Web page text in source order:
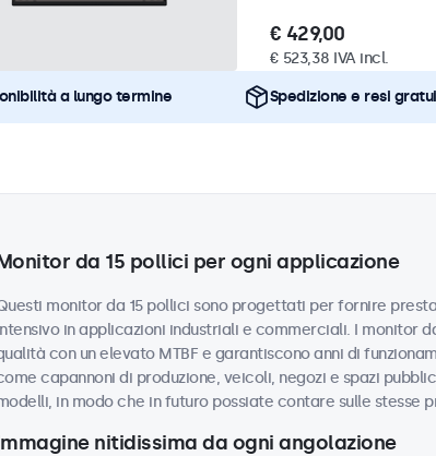
€ 429,00
€ 523,38 IVA incl.
a lungo termine Spedizione e resi
da 15 pollici per ogni applicazione
monitor da 15 pollici sono progettati per fornire
in applicazioni industriali e commerciali. I monitor
con un elevato MTBF e garantiscono anni di
capannoni di produzione, veicoli, negozi e spazi
in modo che in futuro possiate contare sulle stesse
nitidissima da ogni angolazione